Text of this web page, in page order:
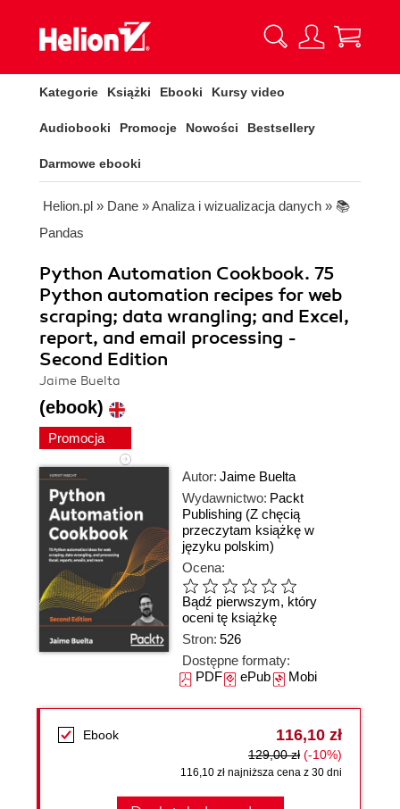
Kategorie Książki Ebooki Kursy video
Audiobooki Promocje Nowości Bestsellery
Darmowe ebooki
Helion.pl » Dane »Analiza i wizualizacja danych » 📚
Pandas
Python Automation Cookbook. 75
Python automation recipes for web
scraping; data wrangling; and Excel,
report, and email processing -
Second Edition
Jaime Buelta
(ebook)
Promocja
Autor: Jaime Buelta
Wydawnictwo: Packt
Publishing (Z chęcią
przeczytam książkę w
języku polskim)
Ocena:
Bądź pierwszym, który
oceni tę książkę
Stron: 526
Dostępne formaty:
PDFePubMobi
Ebook 116,10 zł
129,00 zł (-10%)
116,10 zł najniższa cena z 30 dni